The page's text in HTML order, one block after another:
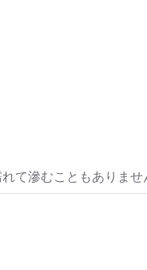
て滲むこともありませ